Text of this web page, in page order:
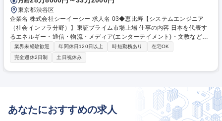
東京都渋谷区
企業名 株式会社シーイーシー 求人名 03◆恵比寿【システムエンジニア
（社会インフラ分野）】東証プライム市場上場 仕事の内容 日本を代表す
るエネルギー・通信・物流・メディア(エンターテイメント)・文教など、
社会を支える大手顧客向けの業務システム開発を中心に、要件定義から設
計、開発、運用まで一連の流れをお任せします。 ★ご志向性に合わせてプ
ロジェクトへアサインいただき、まずは開発業務をしっかり経験していた
だいた上で、ゆくゆくはゼネラリスト／スペシャリストいずれかの道でキ
億円と幅広く、顧客が抱える経営課題はさまざまです。これらの課題に対
して真摯に向き合い、従来型の受託開発サービスに留まらないトータルソ
リューションを提案・導入しています。 募集職種 03◆恵比寿【システム
エンジニア（社会インフラ分野）】東証プライム市場上場
業界未経験歓迎 年間休日120日以上 時短勤務あり
在宅OK
完全週休2日制
土日祝休み
あなたにおすすめの求人